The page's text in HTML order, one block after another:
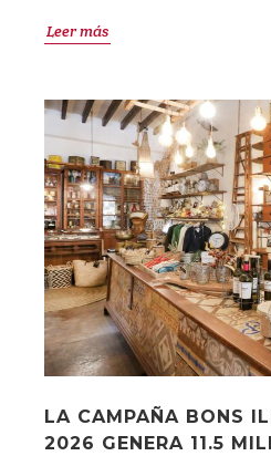
Leer más
LA CAMPAÑA BONS
2026 GENERA 11.5